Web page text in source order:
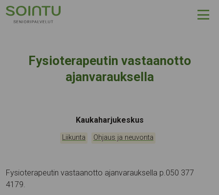
Hyppää sisältöön
Fysioterapeutin vastaanotto
ajanvarauksella
Tapahtumapaikka:
Kaukaharjukeskus
Kategoriat:
Liikunta Ohjaus ja neuvonta
Fysioterapeutin vastaanotto ajanvarauksella p.050 377
4179.